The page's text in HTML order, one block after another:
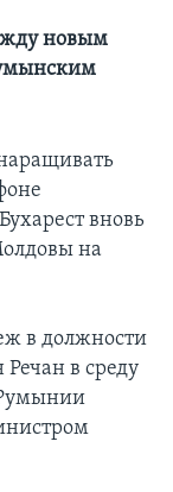
новым
вновь
на
в должности
в среду